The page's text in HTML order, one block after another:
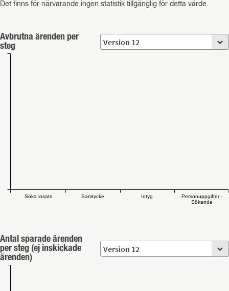
Det finns för närvarande ingen statistik tillgänglig för detta värde.
Avbrutna ärenden per
steg
Söka insats Samtycke Intyg
Personuppgifter -
Sökande
Antal sparade ärenden
per steg (ej inskickade
ärenden)